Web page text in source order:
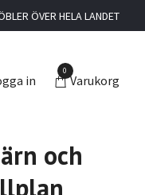
ÖVER HELA LANDET
in
0
Varukorg
och